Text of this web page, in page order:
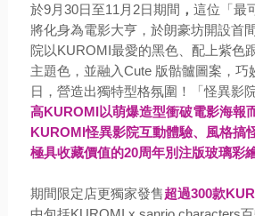
於9月30日至11月2日期間 ， 這位「最
將化身為電影大亨，於朗豪坊開設首
院以KUROMI最愛的黑色、配上紫色
主題色，並融入Cute 版骷髗圖案，巧
日，營造出獨特型格氛圍！「怪異影
高KUROMI以萌爆造型衝破電影海報
KUROMI怪異影院互動體驗、風格搞
極具收藏價值的20周年別注版玻璃彩
期間限定店更獨家發售超過300款